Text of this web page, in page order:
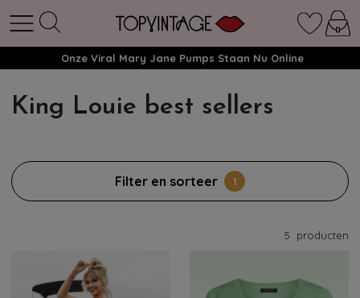
Onze Viral Mary Jane Pumps Staan Nu Online
King Louie best sellers
Filter en sorteer 1
5 producten